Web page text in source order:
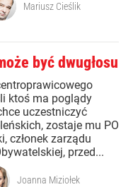
Mariusz Cieślik
być dwugłosu
ktoś ma poglądy
uczestniczyć
zostaje mu PO
członek zarządu
przed...
Joanna Miziołek